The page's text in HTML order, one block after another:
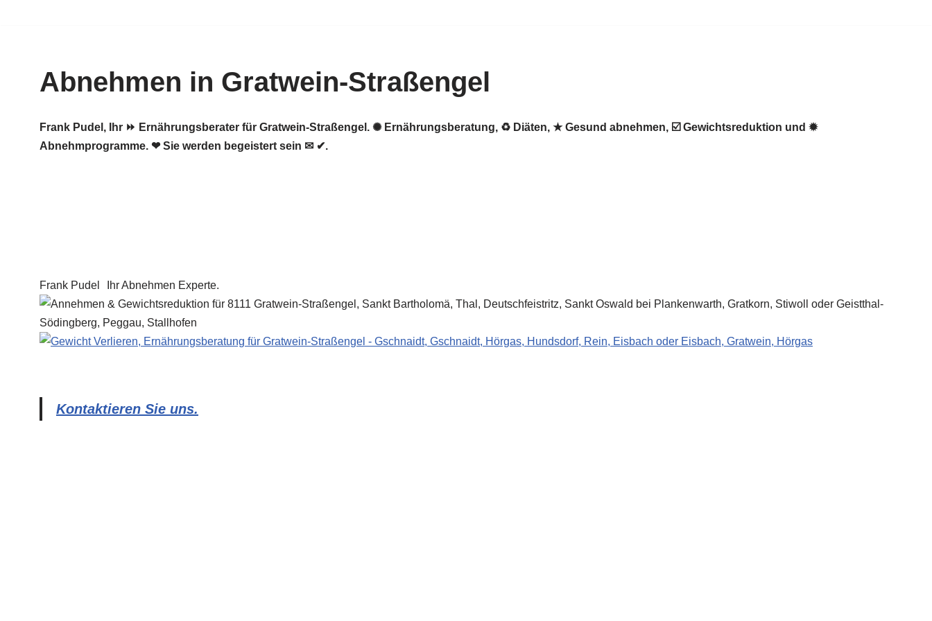
springenAbnehmen in Gratwein-Straßengel
Frank Pudel, Ihr ⏩ Ernährungsberater für Gratwein-Straßengel. ✺ Ernährungsberatung, ♻ Diäten, ★ Gesund abnehmen, ☑️ Gewichtsreduktion und ✹
Abnehmprogramme. ❤ Sie werden begeistert sein ✉ ✔.
Frank Pudel Ihr Abnehmen Experte.
Kontaktieren Sie uns.